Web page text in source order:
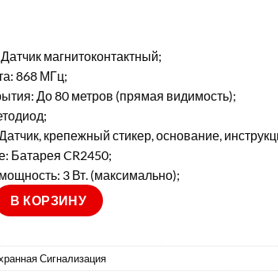
Датчик магнитоконтактный;
868 МГц;
До 80 метров (прямая видимость);
Датчик, крепежный стикер, основание,
Батарея CR2450;
3 Вт. (максимально);
T2 (CS-T2-A)
В КОРЗИНУ
Сигнализация